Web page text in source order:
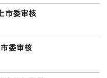
市委审核
委审核